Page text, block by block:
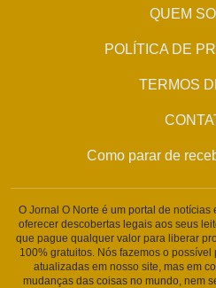
QUEM
POLÍTICA DE
TERMOS
Como parar de
O Jornal O Norte é um portal de
oferecer descobertas legais aos seus
que pague qualquer valor para liberar
100% gratuitos. Nós fazemos o
atualizadas em nosso site, mas em
mudanças das coisas no mundo, nem